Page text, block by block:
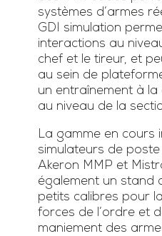
systèmes d’armes
GDI simulation
interactions au
chef et le tireur, et
au sein de
un entraînement à
au niveau de la
La gamme en cours
simulateurs de
Akeron MMP et
également un stand
petits calibres pour
forces de l’ordre et
maniement des